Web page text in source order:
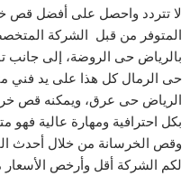
لا تتردد واحصل على أفضل قص
المتوفر من قبل الشركة
بالرياض حى الروضة، إلى جانب
حى الرمال كل هذا على يد
الرياض حى عرق، ويمكنه قص
بكل احترافية ومهارة عالية
وقص الخرسانة من خلال أحدث
لكم الشركة أقل وأرخص الأسعار